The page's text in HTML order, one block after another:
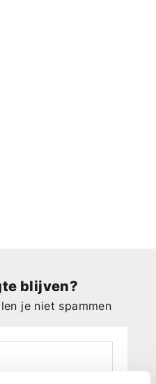
blijven?
je niet spammen